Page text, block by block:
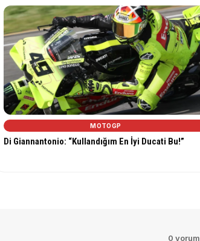
MOTOGP
Di Giannantonio: “Kullandığım En İyi Ducati Bu!”
0 yorum